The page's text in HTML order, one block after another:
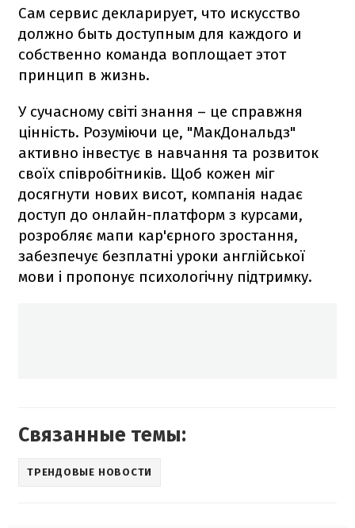
Сам сервис декларирует, что искусство
должно быть доступным для каждого и
собственно команда воплощает этот
принцип в жизнь.
У сучасному світі знання – це справжня
цінність. Розуміючи це, "МакДональдз"
активно інвестує в навчання та розвиток
своїх співробітників. Щоб кожен міг
досягнути нових висот, компанія надає
доступ до онлайн-платформ з курсами,
розробляє мапи кар'єрного зростання,
забезпечує безплатні уроки англійської
мови і пропонує психологічну підтримку.
Связанные темы:
ТРЕНДОВЫЕ НОВОСТИ